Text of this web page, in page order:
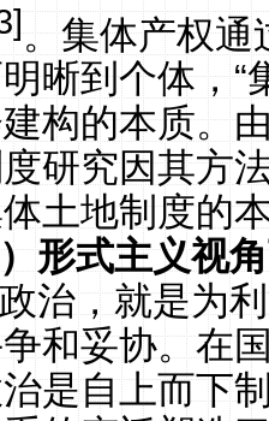
。集体产权通
晰到个体，“
构的本质。
研究因其方
土地制度的
形式主义视
治，就是为
和妥协。在
是自上而下